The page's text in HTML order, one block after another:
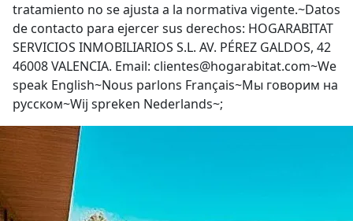
tratamiento no se ajusta a la normativa vigente.~Datos
de contacto para ejercer sus derechos: HOGARABITAT
SERVICIOS INMOBILIARIOS S.L. AV. PÉREZ GALDOS, 42
46008 VALENCIA. Email: clientes@hogarabitat.com~We
speak English~Nous parlons Français~Мы говорим на
русском~Wij spreken Nederlands~;